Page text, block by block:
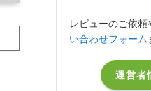
レビューのご依
い合わせフォーム
運営者